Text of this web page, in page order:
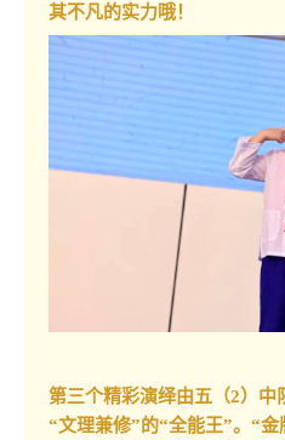
其不凡的实力哦！
第三个精彩演绎由五（2）中
“文理兼修”的“全能王”。“